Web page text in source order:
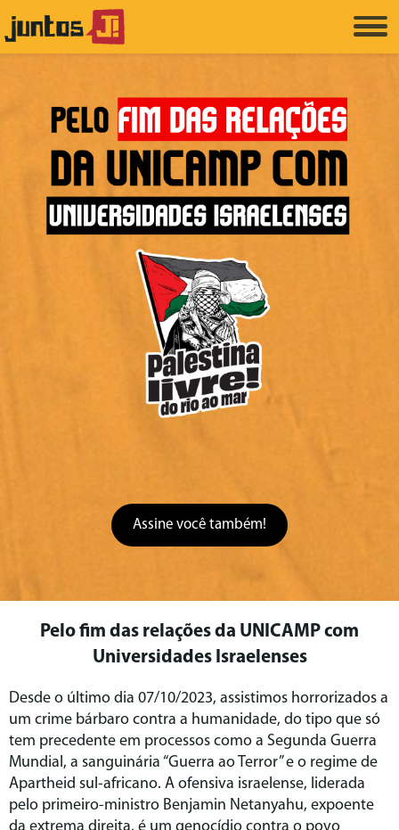
Assine você também!
Pelo fim das relações da UNICAMP com
Universidades Israelenses
Desde o último dia 07/10/2023, assistimos horrorizados a
um crime bárbaro contra a humanidade, do tipo que só
tem precedente em processos como a Segunda Guerra
Mundial, a sanguinária “Guerra ao Terror” e o regime de
Apartheid sul-africano. A ofensiva israelense, liderada
pelo primeiro-ministro Benjamin Netanyahu, expoente
da extrema direita, é um genocídio contra o povo